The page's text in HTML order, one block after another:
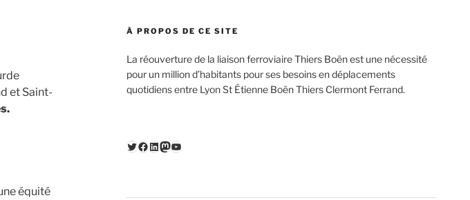
et Saint-
équité
À PROPOS DE CE SITE
La réouverture de la liaison ferroviaire Thiers Boën est une nécessité
pour un million d’habitants pour ses besoins en déplacements
quotidiens entre Lyon St Étienne Boën Thiers Clermont Ferrand.
Twitter
Facebook
LinkedIn
Mastodon
YouTube